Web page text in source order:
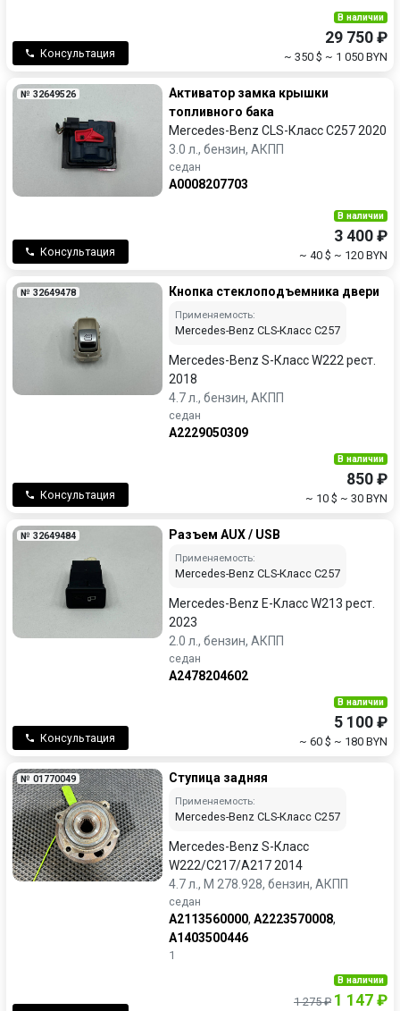
Консультация
В наличии
29 750 ₽
~ 350 $ ~ 1 050 BYN
№ 32649526
Активатор замка крышки
топливного бака
Mercedes-Benz CLS-Класс C257 2020
3.0 л., бензин, АКПП
седан
A0008207703
Консультация
В наличии
3 400 ₽
~ 40 $ ~ 120 BYN
№ 32649478 Кнопка стеклоподъемника двери
Применяемость:
Mercedes-Benz CLS-Класс C257
Mercedes-Benz S-Класс W222 рест.
2018
4.7 л., бензин, АКПП
седан
A2229050309
Консультация
В наличии
850 ₽
~ 10 $ ~ 30 BYN
№ 32649484 Разъем AUX / USB
Применяемость:
Mercedes-Benz CLS-Класс C257
Mercedes-Benz E-Класс W213 рест.
2023
2.0 л., бензин, АКПП
седан
A2478204602
Консультация
В наличии
5 100 ₽
~ 60 $ ~ 180 BYN
№ 01770049 Ступица задняя
Применяемость:
Mercedes-Benz CLS-Класс C257
Mercedes-Benz S-Класс
W222/C217/A217 2014
4.7 л., M 278.928, бензин, АКПП
седан
A2113560000, A2223570008,
A1403500446
1
В наличии
1 275 ₽ 1 147 ₽